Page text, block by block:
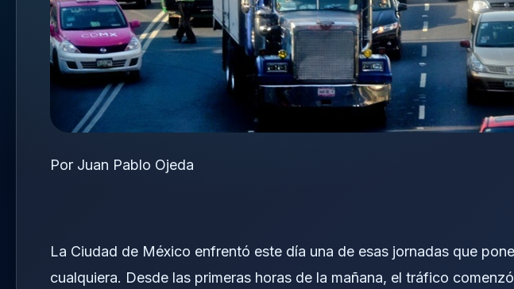
Por Juan Pablo Ojeda
La Ciudad de México enfrentó este día una de esas jornadas que
cualquiera. Desde las primeras horas de la mañana, el tráfico